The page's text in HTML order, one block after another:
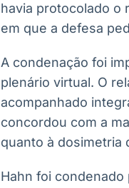
havia protocolado o
em que a defesa
A condenação foi
plenário virtual. O
acompanhado
concordou com a
quanto à dosimetria
Hahn foi